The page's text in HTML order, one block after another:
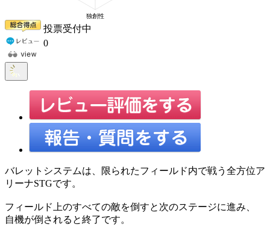
投票受付中
0
バレットシステムは、限られたフィールド内で戦う全方位ア
リーナSTGです。
フィールド上のすべての敵を倒すと次のステージに進み、
自機が倒されると終了です。